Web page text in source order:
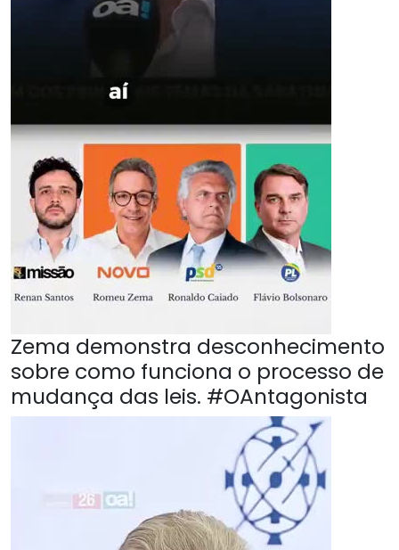
Zema demonstra desconhecimento
sobre como funciona o processo de
mudança das leis. #OAntagonista